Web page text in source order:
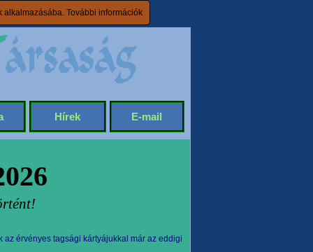
alkalmazásába. További információk
Hírek E-mail
érvényes tagsági kártyájukkal már az eddigi